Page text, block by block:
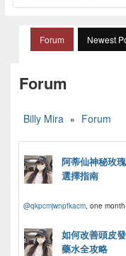
Forum Newest
Forum
Billy Mira » Forum
阿蒂仙神秘玫
選擇指南
@qkpcmjwnpfkacm , one
如何改善頭皮
藥水全攻略